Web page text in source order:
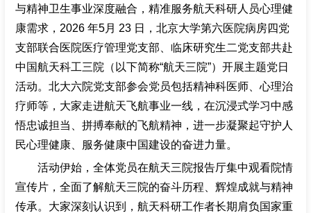
就诊服务
科学研究
教育培训
合作支援
招聘专栏
与精神卫生事业深度融合，精准服务航天科研人员心理健
康需求，2026 年5月 23 日，北京大学第六医院病房四党
支部联合医院医疗管理党支部、临床研究生二党支部共赴
中国航天科工三院（以下简称“航天三院”）开展主题党日
活动。北大六院党支部参会党员包括精神科医师、心理治
疗师等，大家走进航天飞航事业一线，在沉浸式学习中感
悟忠诚担当、拼搏奉献的飞航精神，进一步凝聚起守护人
民心理健康、服务健康中国建设的奋进力量。
活动伊始，全体党员在航天三院报告厅集中观看院情
宣传片，全面了解航天三院的奋斗历程、辉煌成就与精神
传承。大家深刻认识到，航天科研工作者长期肩负国家重